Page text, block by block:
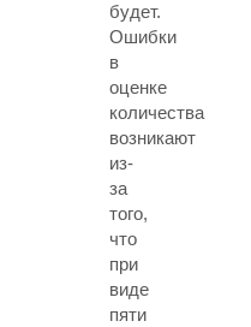
будет.
Ошибки
в
оценке
количества
возникают
из-
за
того,
что
при
виде
пяти